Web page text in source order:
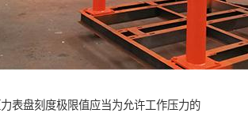
表盘刻度极限值应当为允许工作压力的